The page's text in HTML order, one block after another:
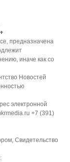
предназначена
иначе как со
Новостей
электронной
+7 (391)
Свидетельство